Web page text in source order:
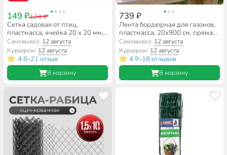
149 ₽174 ₽
Сетка садовая от птиц,
пластмасса, ячейка 20 х 20 мм,
500х400 см, лесной зеленый,
Протэкт, Ягодка, У-20/4/5
Самовывоз: 12 августа
Курьером: 12 августа
4.8•21 отзыв
В корзину
739 ₽
Лента бордюрная для газонов,
пластмасса, 20х900 см, прямая,
коричневая, Протэкт, БЛ-20/9
Самовывоз: 12 августа
Курьером: 12 августа
4.9•18 отзывов
В корзину